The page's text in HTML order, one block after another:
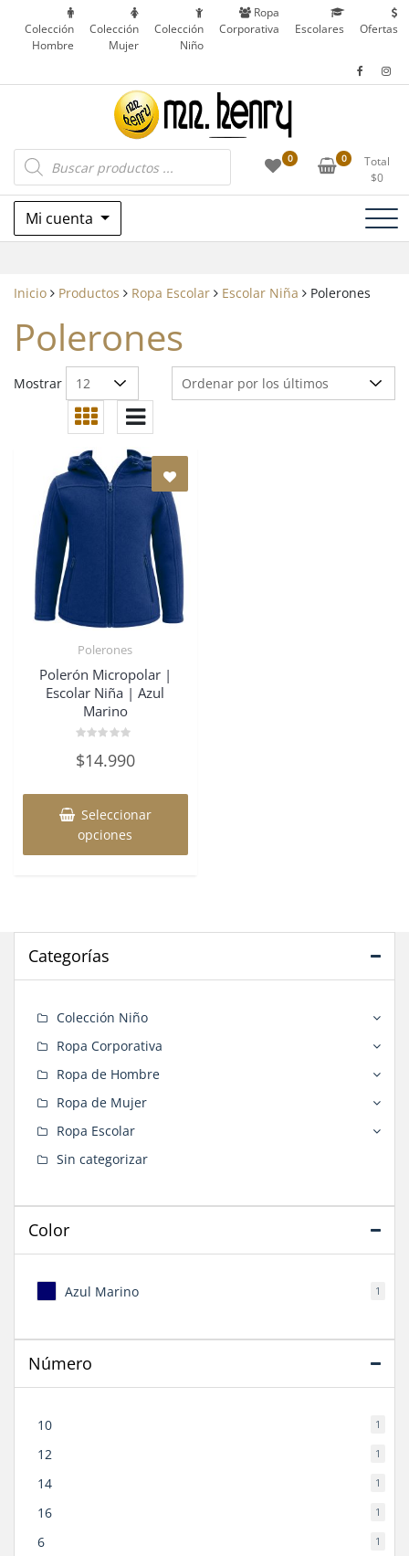
contenido
Colección
Hombre
Colección
Mujer
Colección
Niño
Ropa
Corporativa
Escolares Ofertas
Mr. Henry
Ropa Corporativa, Outdoor, Uniformes
Escolares y más en Patronato, Recoleta – Chile
Búsqueda
de
productos
0 0
Total
$0
Mi cuenta
Inicio Productos Ropa Escolar Escolar Niña Polerones
Polerones
Mostrar
Polerones
Polerón Micropolar |
Escolar Niña | Azul
Marino
en
0
5
$14.990
Seleccionar
opciones
en
Categorías
Colección Niño
Ropa Corporativa
Ropa de Hombre
Ropa de Mujer
Ropa Escolar
Sin categorizar
Color
Azul Marino 1
Número
10 1
12 1
14 1
16 1
6 1